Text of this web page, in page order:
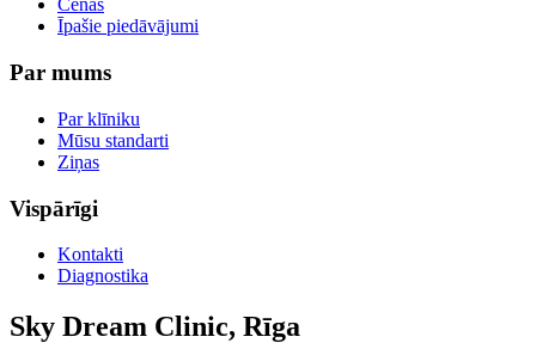
Cenas
Īpašie piedāvājumi
Par mums
Par klīniku
Mūsu standarti
Ziņas
Vispārīgi
Kontakti
Diagnostika
Sky Dream Clinic, Rīga